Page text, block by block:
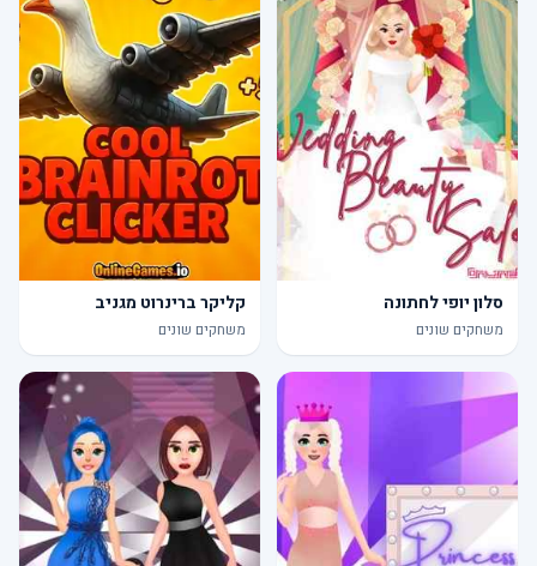
סלון יופי לחתונה
משחקים שונים
קליקר ברינרוט מגניב
משחקים שונים